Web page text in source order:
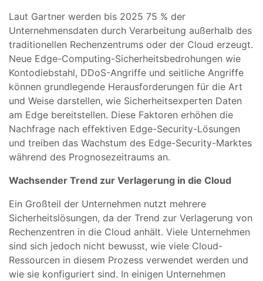
Laut Gartner werden bis 2025 75 % der
Unternehmensdaten durch Verarbeitung außerhalb des
traditionellen Rechenzentrums oder der Cloud erzeugt.
Neue Edge-Computing-Sicherheitsbedrohungen wie
Kontodiebstahl, DDoS-Angriffe und seitliche Angriffe
können grundlegende Herausforderungen für die Art
und Weise darstellen, wie Sicherheitsexperten Daten
am Edge bereitstellen. Diese Faktoren erhöhen die
Nachfrage nach effektiven Edge-Security-Lösungen
und treiben das Wachstum des Edge-Security-Marktes
während des Prognosezeitraums an.
Wachsender Trend zur Verlagerung in die Cloud
Ein Großteil der Unternehmen nutzt mehrere
Sicherheitslösungen, da der Trend zur Verlagerung von
Rechenzentren in die Cloud anhält. Viele Unternehmen
sind sich jedoch nicht bewusst, wie viele Cloud-
Ressourcen in diesem Prozess verwendet werden und
wie sie konfiguriert sind. In einigen Unternehmen